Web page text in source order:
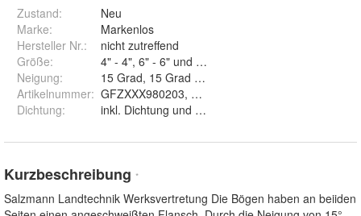
Zustand:
Neu
Marke:
Markenlos
Hersteller Nr.:
nicht zutreffend
Größe:
4" - 4", 6" - 6" und 8" - 8"
Neigung:
Artikelnummer:
Dichtung: inkl. Dichtung und ohne Dichtung
Kurzbeschreibung *
Salzmann Landtechnik Werksvertretung Die Bögen haben an beiiden